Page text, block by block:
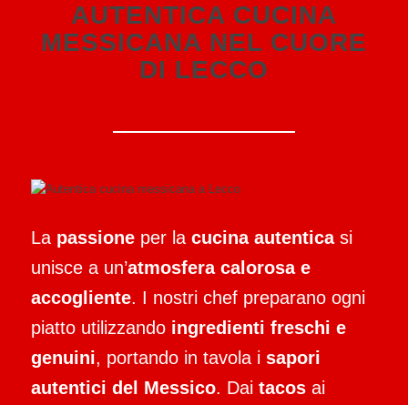
AUTENTICA CUCINA
MESSICANA NEL CUORE
DI LECCO
La passioneper la cucina autenticasi
unisce a un’atmosfera calorosa e
accogliente. I nostri chef preparano ogni
piatto utilizzando ingredienti freschi e
genuini, portando in tavola i sapori
autentici del Messico. Dai tacosai